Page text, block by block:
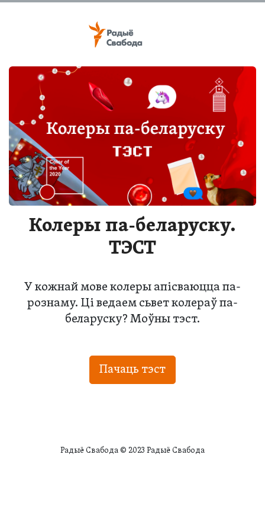
Колеры па-беларуску.
ТЭСТ
У кожнай мове колеры апісваюцца па-
рознаму. Ці ведаем сьвет колераў па-
беларуску? Моўны тэст.
Пачаць тэст
Радыё Свабода © 2023 Радыё Свабода